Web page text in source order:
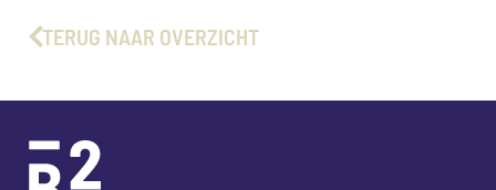
TERUG NAAR OVERZICHT